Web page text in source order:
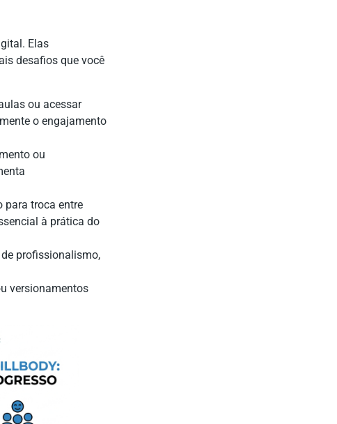
Elas
desafios que você
ou acessar
o engajamento
ou
para troca entre
à prática do
profissionalismo,
versionamentos